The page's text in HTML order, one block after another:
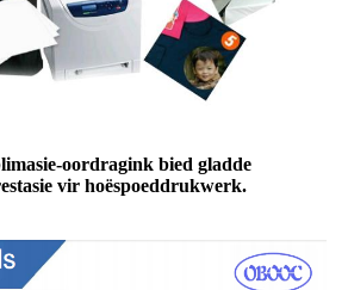
oordragink bied gladde
vir hoëspoeddrukwerk.